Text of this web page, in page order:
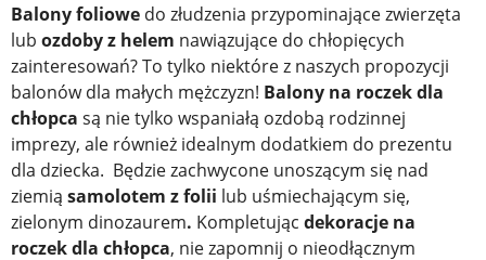
Balony foliowe do złudzenia przypominające zwierzęta
lub ozdoby z helem nawiązujące do chłopięcych
zainteresowań? To tylko niektóre z naszych propozycji
balonów dla małych mężczyzn! Balony na roczek dla
chłopca są nie tylko wspaniałą ozdobą rodzinnej
imprezy, ale również idealnym dodatkiem do prezentu
dla dziecka. Będzie zachwycone unoszącym się nad
ziemią samolotem z folii lub uśmiechającym się,
zielonym dinozaurem. Kompletując dekoracje na
roczek dla chłopca, nie zapomnij o nieodłącznym